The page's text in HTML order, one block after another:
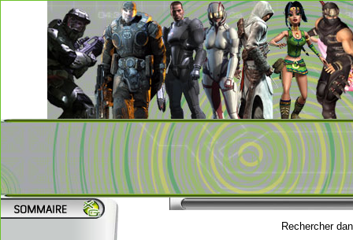
Rechercher